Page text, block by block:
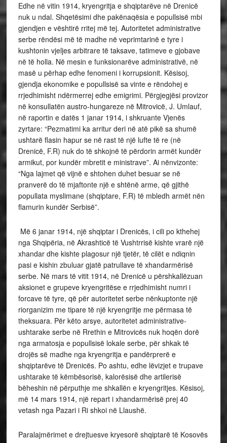
Edhe në vitin 1914, kryengritja e shqiptarëve në Drenicë
nuk u ndal. Shqetësimi dhe pakënaqësia e popullsisë mbi
gjendjen e vështirë rritej më tej. Autoritetet administrative
serbe rëndësi më të madhe në veprimtarinë e tyre i
kushtonin vjeljes arbitrare të taksave, tatimeve e gjobave
në të holla. Në mesin e funksionarëve administrativë, në
masë u përhap edhe fenomeni i korrupsionit. Kësisoj,
gjendja ekonomike e popullsisë sa vinte e rëndohej e
rrjedhimisht ndërmerrej edhe emigrimi. Përgjegjësi provizor
në konsullatën austro-hungareze në Mitrovicë, J. Umlauf,
në raportin e datës 1 janar 1914, i shkruante Vjenës
zyrtare: “Pezmatimi ka arritur deri në atë pikë sa shumë
ushtarë flasin hapur se në rast të një lufte të re (në
Drenicë, F.R) nuk do të shkojnë të përdorin armët kundër
armikut, por kundër mbretit e ministrave”. Ai nënvizonte:
“Nga lajmet që vijnë e shtohen duhet besuar se në
pranverë do të mjaftonte një e shtënë arme, që gjithë
popullata myslimane (shqiptare, F.R) të mbledh armët nën
flamurin kundër Serbisë”.
Më 6 janar 1914, një shqiptar i Drenicës, i cili po kthehej
nga Shqipëria, në Akrashticë të Vushtrrisë kishte vrarë një
xhandar dhe kishte plagosur një tjetër, të cilët e ndiqnin
pasi e kishin zbuluar gjatë patrullave të xhandarmërisë
serbe. Në mars të vitit 1914, në Drenicë u përshkallëzuan
aksionet e grupeve kryengritëse e rrjedhimisht numri i
forcave të tyre, që për autoritetet serbe nënkuptonte një
riorganizim me tipare të një kryengritje me përmasa të
theksuara. Për këto arsye, autoritetet administrative-
ushtarake serbe në Rrethin e Mitrovicës nuk hoqën dorë
nga armatosja e popullsisë lokale serbe, për shkak të
drojës së madhe nga kryengritja e pandërprerë e
shqiptarëve të Drenicës. Po ashtu, edhe lëvizjet e trupave
ushtarake të këmbësorisë, kalorësisë dhe artilerisë
bëheshin në përputhje me shkallën e kryengritjes. Kësisoj,
më 14 mars 1914, një repart i xhandarmërisë prej 40
vetash nga Pazari i Ri shkoi në Llaushë.
Paralajmërimet e drejtuesve kryesorë shqiptarë të Kosovës